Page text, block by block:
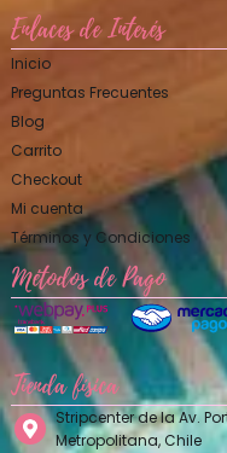
Enlaces de Interés
Inicio
Preguntas Frecuentes
Blog
Carrito
Checkout
Mi cuenta
Términos y Condiciones
Métodos de Pago
Tienda física
Stripcenter de la Av.
Metropolitana, Chile